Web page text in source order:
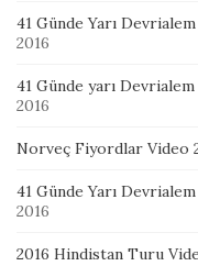
41 Günde Yarı
2016
41 Günde yarı
2016
Norveç Fiyordlar Video
41 Günde Yarı
2016
2016 Hindistan Turu